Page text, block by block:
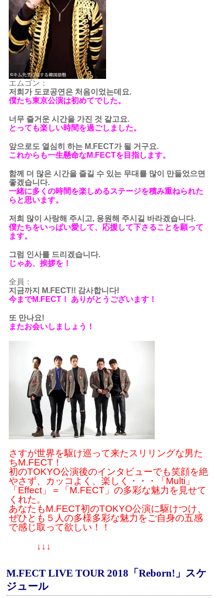
エムゴン：
저희가 도쿄공연은 처음이었는데요.
僕たち東京公演は初めてでした。
너무 즐거운 시간을 가진 것 같고요.
とっても楽しい時間を過ごしました。
앞으로도 열심히 하는 M.FECT가 될 거구요.
これからも一生懸命なM.FECTを目指します。
함께 더 많은 시간을 즐길 수 있는 무대를 많이 만들었으면
좋겠습니다.
一緒に多くの時間を楽しめるステージを積み重ねられた
らと思います。
저희 많이 사랑해 주시고, 응원해 주시길 바라겠습니다.
僕たちをいっぱい愛して、応援して下さることを願って
ます。
그럼 인사를 드리겠습니다.
じゃあ、挨拶を！
全員：
지금까지 M.FECT!! 감사합니다!
今までM.FECT！ ありがとうございます！
또 만나요!
またお会いしましょう！
さすが世界を駆け巡って来たスリリングな男た
ちM.FECT！
初のTOKYO公演後のインタビューでも笑顔を絶
やさず、カッコよく、楽しく・・・「Multi」
「Effect」＝「M.FECT」の多彩な魅力を見せて
くれた。
あなたもM.FECT初のTOKYO公演に駆けつけ、
ぜひとも５人の多様多彩な魅力をご自身の五感
で感じ取って欲しい！！
↓↓↓
M.FECT LIVE TOUR 2018「Reborn!」 スケ
ジュール